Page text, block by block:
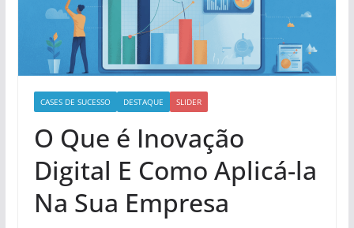
CASES DE SUCESSO DESTAQUE SLIDER
O Que é Inovação
Digital E Como Aplicá-la
Na Sua Empresa